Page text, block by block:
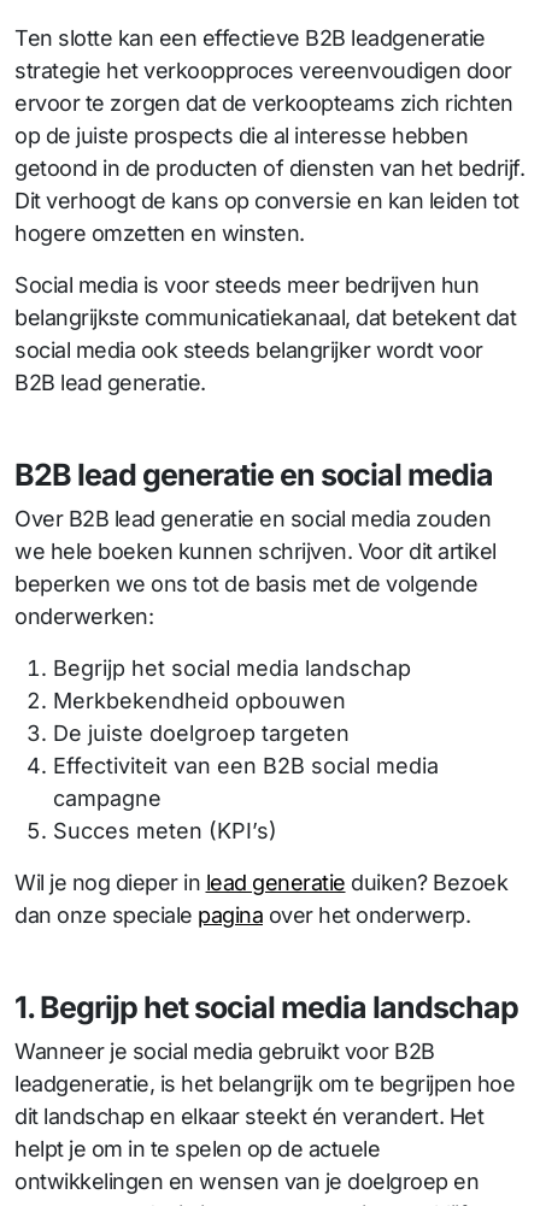
Ten slotte kan een effectieve B2B leadgeneratie
strategie het verkoopproces vereenvoudigen door
ervoor te zorgen dat de verkoopteams zich richten
op de juiste prospects die al interesse hebben
getoond in de producten of diensten van het bedrijf.
Dit verhoogt de kans op conversie en kan leiden tot
hogere omzetten en winsten.
Social media is voor steeds meer bedrijven hun
belangrijkste communicatiekanaal, dat betekent dat
social media ook steeds belangrijker wordt voor
B2B lead generatie.
B2B lead generatie en social media
Over B2B lead generatie en social media zouden
we hele boeken kunnen schrijven. Voor dit artikel
beperken we ons tot de basis met de volgende
onderwerken:
Begrijp het social media landschap
Merkbekendheid opbouwen
De juiste doelgroep targeten
Effectiviteit van een B2B social media
campagne
Succes meten (KPI’s)
Wil je nog dieper in lead generatie duiken? Bezoek
dan onze speciale pagina over het onderwerp.
1. Begrijp het social media landschap
Wanneer je social media gebruikt voor B2B
leadgeneratie, is het belangrijk om te begrijpen hoe
dit landschap en elkaar steekt én verandert. Het
helpt je om in te spelen op de actuele
ontwikkelingen en wensen van je doelgroep en